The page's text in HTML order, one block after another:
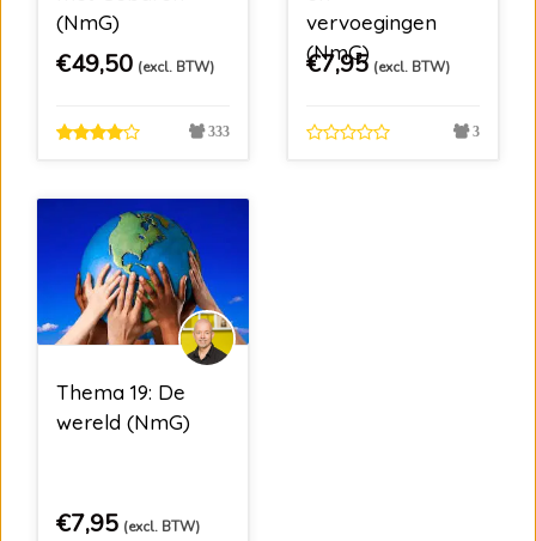
(NmG)
€49,50 (excl. BTW)
333
vervoegingen
(NmG)
€7,95 (excl. BTW)
3
Thema 19: De
wereld (NmG)
€7,95 (excl. BTW)